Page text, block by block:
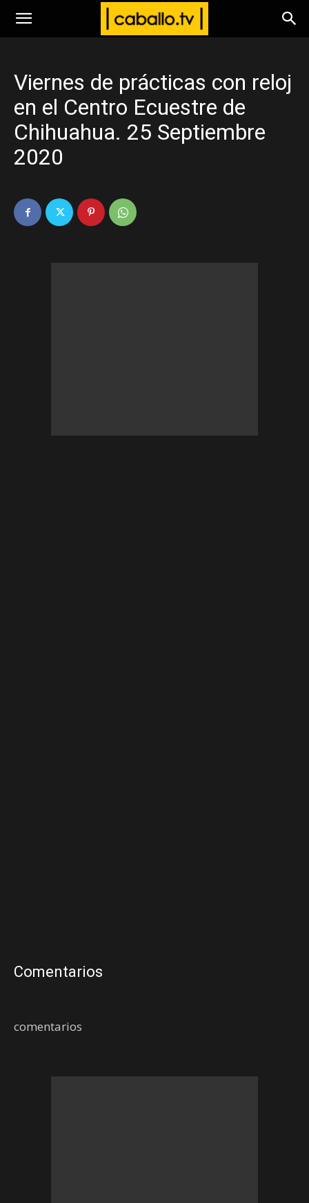
www.caballo.tv
Viernes de prácticas con reloj
en el Centro Ecuestre de
Chihuahua. 25 Septiembre
2020
Comentarios
comentarios